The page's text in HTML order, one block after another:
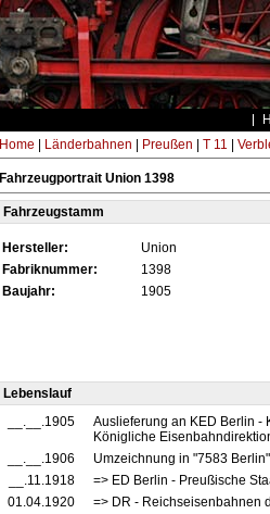
Home Länderbahnen Preußen T 11
Fahrzeugportrait Union 1398
Fahrzeugstamm
Hersteller:
Union
Fabriknummer:
1398
Baujahr:
1905
Lebenslauf
__.__.1905
Auslieferung an KED Berlin -
Königliche
__.__.1906
Umzeichnung in "7583
__.11.1918
=> ED Berlin - Preußische
01.04.1920
=> DR - Reichseisenbahnen